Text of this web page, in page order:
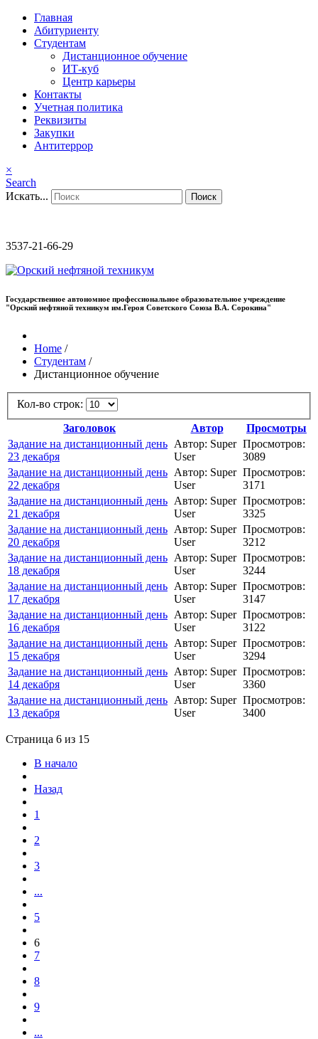
Главная
Абитуриенту
Студентам
Дистанционное обучение
ИТ-куб
Центр карьеры
Контакты
Учетная политика
Реквизиты
Закупки
Антитеррор
×
Search
Искать...
Поиск
3537-21-66-29
Государственное автономное профессиональное образовательное учреждение
"Орский нефтяной техникум им.Героя Советского Союза В.А. Сорокина"
Home /
Студентам /
Дистанционное обучение
Кол-во строк:
Заголовок
Автор
Просмотры
Задание на дистанционный день
23 декабря
Автор: Super
User
Просмотров:
3089
Задание на дистанционный день
22 декабря
Автор: Super
User
Просмотров:
3171
Задание на дистанционный день
21 декабря
Автор: Super
User
Просмотров:
3325
Задание на дистанционный день
20 декабря
Автор: Super
User
Просмотров:
3212
Задание на дистанционный день
18 декабря
Автор: Super
User
Просмотров:
3244
Задание на дистанционный день
17 декабря
Автор: Super
User
Просмотров:
3147
Задание на дистанционный день
16 декабря
Автор: Super
User
Просмотров:
3122
Задание на дистанционный день
15 декабря
Автор: Super
User
Просмотров:
3294
Задание на дистанционный день
14 декабря
Автор: Super
User
Просмотров:
3360
Задание на дистанционный день
13 декабря
Автор: Super
User
Просмотров:
3400
Страница 6 из 15
В начало
Назад
1
2
3
...
5
6
7
8
9
...